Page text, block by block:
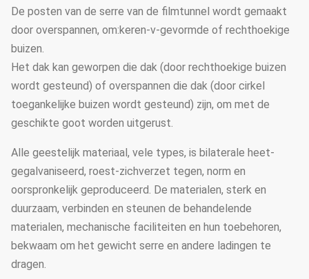
De posten van de serre van de filmtunnel wordt gemaakt
door overspannen, om:keren-v-gevormde of rechthoekige
buizen.
Het dak kan geworpen die dak (door rechthoekige buizen
wordt gesteund) of overspannen die dak (door cirkel
toegankelijke buizen wordt gesteund) zijn, om met de
geschikte goot worden uitgerust.
Alle geestelijk materiaal, vele types, is bilaterale heet-
gegalvaniseerd, roest-zichverzet tegen, norm en
oorspronkelijk geproduceerd. De materialen, sterk en
duurzaam, verbinden en steunen de behandelende
materialen, mechanische faciliteiten en hun toebehoren,
bekwaam om het gewicht serre en andere ladingen te
dragen.